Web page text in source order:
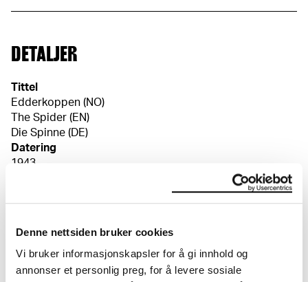
Denne nettsiden bruker cookies
Vi bruker informasjonskapsler for å gi innhold og
annonser et personlig preg, for å levere sosiale
DETALJER
Tittel
Edderkoppen (NO)
The Spider (EN)
Die Spinne (DE)
Datering
1943
Materiale/teknikk
Tresnitt